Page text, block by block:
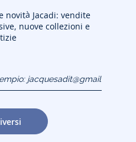
novità Jacadi: vendite
nuove collezioni e